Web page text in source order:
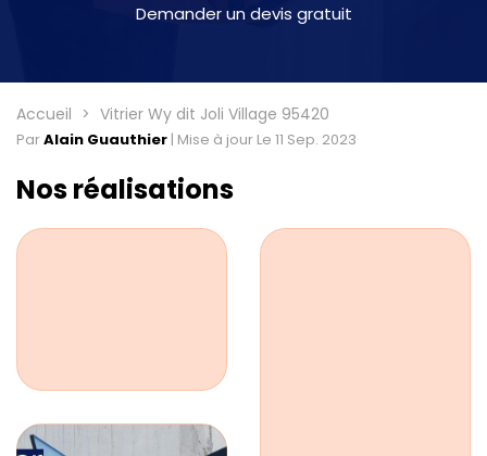
Demander un devis gratuit
Accueil Vitrier Wy dit Joli Village 95420
ParAlain Guauthier | Mise à jour Le 11 Sep. 2023
Nos réalisations